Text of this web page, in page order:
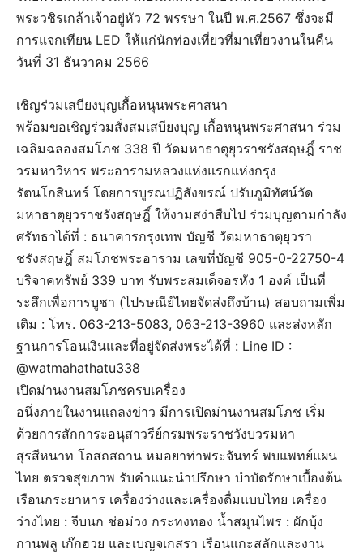
พระวชิรเกล้าเจ้าอยู่หัว 72 พรรษา ในปี พ.ศ.2567 ซึ่งจะมี
การแจกเทียน LED ให้แก่นักท่องเที่ยวที่มาเที่ยวงานในคืน
วันที่ 31 ธันวาคม 2566
เชิญร่วมเสบียงบุญเกื้อหนุนพระศาสนา
พร้อมขอเชิญร่วมสั่งสมเสบียงบุญ เกื้อหนุนพระศาสนา ร่วม
เฉลิมฉลองสมโภช 338 ปี วัดมหาธาตุยุวราชรังสฤษฎิ์ ราช
วรมหาวิหาร พระอารามหลวงแห่งแรกแห่งกรุง
รัตนโกสินทร์ โดยการบูรณปฏิสังขรณ์ ปรับภูมิทัศน์วัด
มหาธาตุยุวราชรังสฤษฎิ์ ให้งามสง่าสืบไป ร่วมบุญตามกำลัง
ศรัทธาได้ที่ : ธนาคารกรุงเทพ บัญชี วัดมหาธาตุยุวรา
ชรังสฤษฎิ์ สมโภชพระอาราม เลขที่บัญชี 905-0-22750-4
บริจาคทรัพย์ 339 บาท รับพระสมเด็จอรหัง 1 องค์ เป็นที่
ระลึกเพื่อการบูชา (ไปรษณีย์ไทยจัดส่งถึงบ้าน) สอบถามเพิ่ม
เติม : โทร. 063-213-5083, 063-213-3960 และส่งหลัก
ฐานการโอนเงินและที่อยู่จัดส่งพระได้ที่ : Line ID :
@watmahathatu338
เปิดม่านงานสมโภชครบเครื่อง
อนึ่งภายในงานแถลงข่าว มีการเปิดม่านงานสมโภช เริ่ม
ด้วยการสักการะอนุสาวรีย์กรมพระราชวังบวรมหา
สุรสีหนาท โอสถสถาน หมอยาท่าพระจันทร์ พบแพทย์แผน
ไทย ตรวจสุขภาพ รับคำแนะนำปรึกษา บำบัดรักษาเบื้องต้น
เรือนกระยาหาร เครื่องว่างและเครื่องดื่มแบบไทย เครื่อง
ว่างไทย : จีบนก ช่อม่วง กระทงทอง น้ำสมุนไพร : ผักบุ้ง
กานพลู เก๊กฮวย และเบญจเกสรา เรือนแกะสลักและงาน